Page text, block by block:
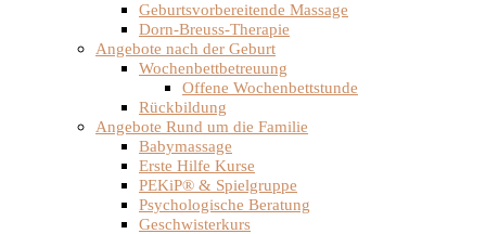
Geburtsvorbereitende Massage
Dorn-Breuss-Therapie
Angebote nach der Geburt
Wochenbettbetreuung
Offene Wochenbettstunde
Rückbildung
Angebote Rund um die Familie
Babymassage
Erste Hilfe Kurse
PEKiP® & Spielgruppe
Psychologische Beratung
Geschwisterkurs